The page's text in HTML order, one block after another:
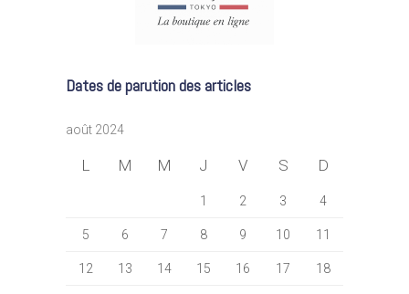
Dates de parution des articles
août 2024
L M M J V S D
1 2 3 4
5 6 7 8 9 10 11
12 13 14 15 16 17 18